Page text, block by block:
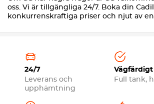
oss. Vi är tillgängliga 24/7. Boka din
konkurrenskraftiga priser och njut av
24/7
Leverans och
upphämtning
Full tank,